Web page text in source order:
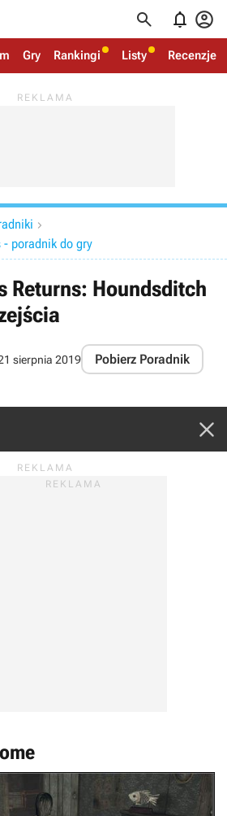
  
Gry Rankingi Listy Recenzje

poradnik do gry
Returns: Houndsditch
sierpnia 2019 Pobierz Poradnik
